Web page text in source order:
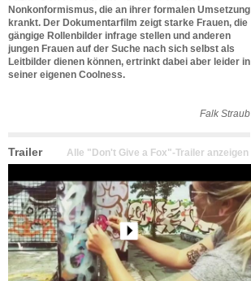
Nonkonformismus, die an ihrer formalen Umsetzung
krankt. Der Dokumentarfilm zeigt starke Frauen, die
gängige Rollenbilder infrage stellen und anderen
jungen Frauen auf der Suche nach sich selbst als
Leitbilder dienen können, ertrinkt dabei aber leider in
seiner eigenen Coolness.
Falk Straub
Trailer Alle "Don't Give a Fox"-Trailer anzeigen